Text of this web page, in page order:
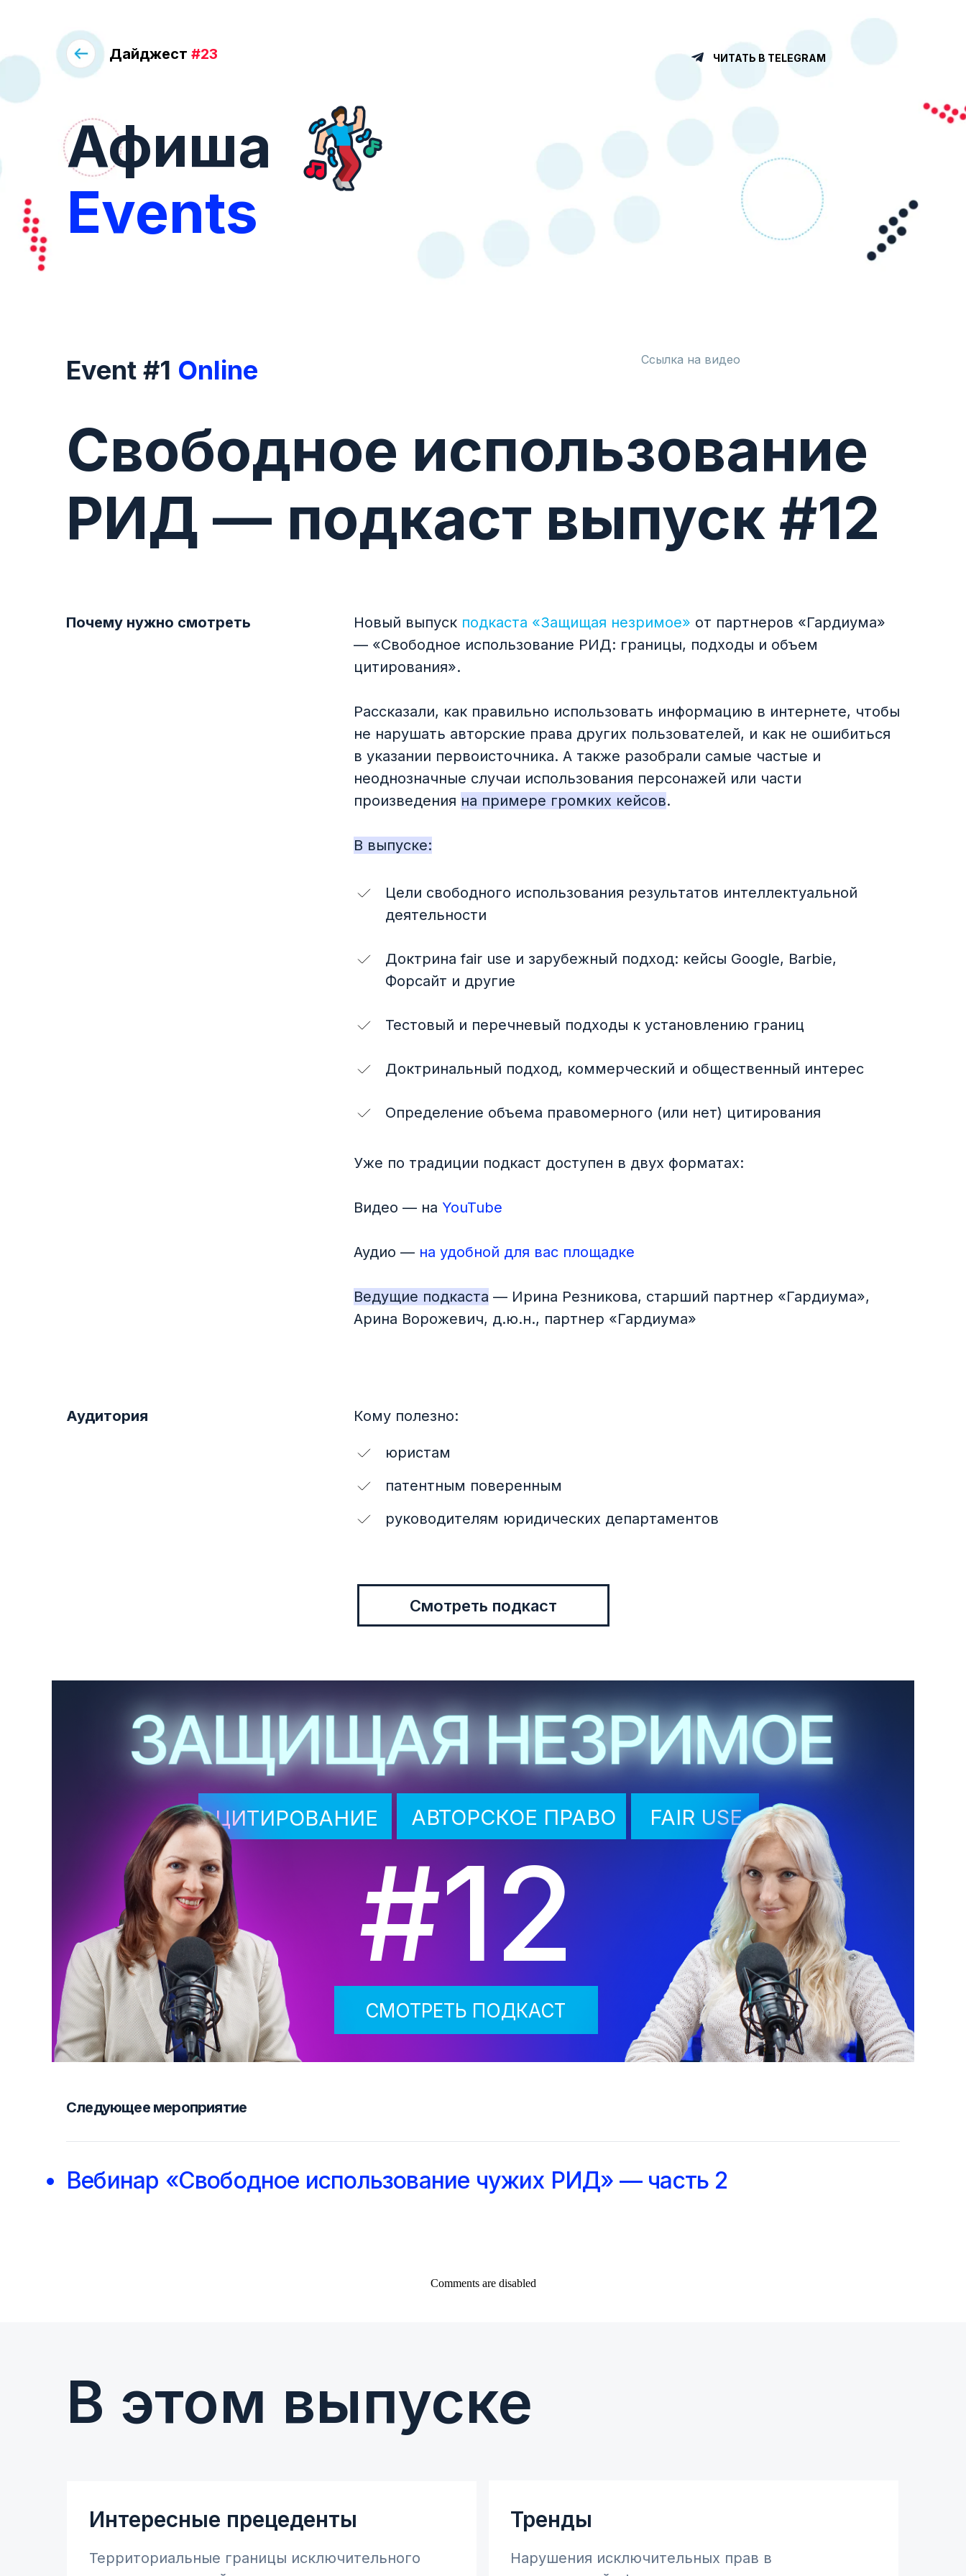
Афиша
Events
Дайджест #23 ЧИТАТЬ В TELEGRAM
Event #1 Online Ссылка на видео
Свободное использование
РИД — подкаст выпуск #12
Почему нужно смотреть Новый выпуск подкаста «Защищая незримое» от партнеров «Гардиума»
— «Свободное использование РИД: границы, подходы и объем
цитирования».
Рассказали, как правильно использовать информацию в интернете, чтобы
не нарушать авторские права других пользователей, и как не ошибиться
в указании первоисточника. А также разобрали самые частые и
неоднозначные случаи использования персонажей или части
произведения на примере громких кейсов.
В выпуске:
Цели свободного использования результатов интеллектуальной
деятельности
Доктрина fair use и зарубежный подход: кейсы Googlе, Barbie,
Форсайт и другие
Тестовый и перечневый подходы к установлению границ
Доктринальный подход, коммерческий и общественный интерес
Определение объема правомерного (или нет) цитирования
Уже по традиции подкаст доступен в двух форматах:
Видео — на YouTube
Аудио — на удобной для вас площадке
Ведущие подкаста — Ирина Резникова, старший партнер «Гардиума»,
Арина Ворожевич, д.ю.н., партнер «Гардиума»
Аудитория Кому полезно:
юристам
патентным поверенным
руководителям юридических департаментов
Смотреть подкаст
АВТОРСКОЕ ПРАВО FAIR USE
ЦИТИРОВАНИЕ
#12
СМОТРЕТЬ ПОДКАСТ
Следующее мероприятие
Вебинар «Свободное использование чужих РИД» — часть 2
Comments are disabled
В этом выпуске
Тренды
Территориальные границы исключительного
Интересные прецеденты
Нарушения исключительных прав в